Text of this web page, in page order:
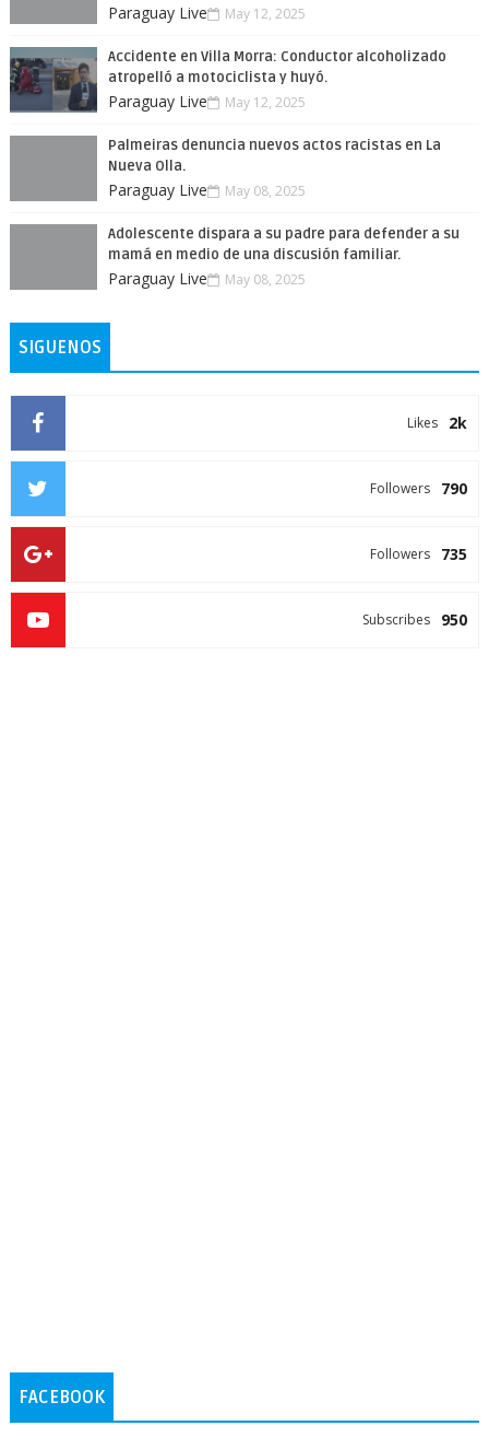
Paraguay Live May 12, 2025
Accidente en Villa Morra: Conductor alcoholizado
atropelló a motociclista y huyó.
Paraguay Live May 12, 2025
Palmeiras denuncia nuevos actos racistas en La
Nueva Olla.
Paraguay Live May 08, 2025
Adolescente dispara a su padre para defender a su
mamá en medio de una discusión familiar.
Paraguay Live May 08, 2025
SIGUENOS
2k
Likes
790
Followers
735
Followers
950
Subscribes
FACEBOOK